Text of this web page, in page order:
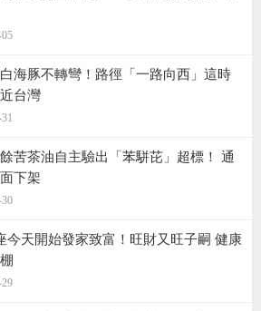
海豚不轉彎！路徑「一路向西」這時
台灣
苦茶油自主驗出「苯駢芘」超標！ 通
下架
今天開始發家致富！旺財又旺子嗣 健康